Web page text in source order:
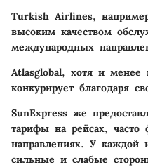
Turkish Airlines,
высоким качеством
международных
Atlasglobal, хотя и менее
конкурирует благодаря
SunExpress же
тарифы на рейсах, часто
направлениях. У каждой
сильные и слабые